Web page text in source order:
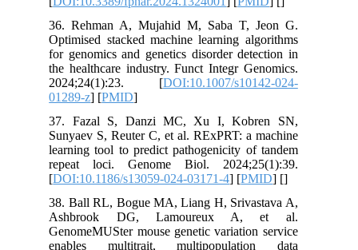
36. Rehman A, Mujahid M, Saba T, Jeon G.
Optimised stacked machine learning algorithms
for genomics and genetics disorder detection in
the healthcare industry. Funct Integr Genomics.
2024;24(1):23. [DOI:10.1007/s10142-024-
01289-z] [PMID
37. Fazal S, Danzi MC, Xu I, Kobren SN,
Sunyaev S, Reuter C, et al. RExPRT: a machine
learning tool to predict pathogenicity of tandem
repeat loci. Genome Biol. 2024;25(1):39.
[DOI:10.1186/s13059-024-03171-4] [PMID] [
38. Ball RL, Bogue MA, Liang H, Srivastava A,
Ashbrook DG, Lamoureux A, et al.
GenomeMUSter mouse genetic variation service
enables multitrait, multipopulation data